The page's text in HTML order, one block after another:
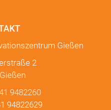
Gießen
2
9482260
94822629